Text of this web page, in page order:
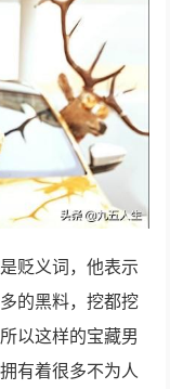
贬义词，他表示
的黑料，挖都挖
以这样的宝藏男
有着很多不为人